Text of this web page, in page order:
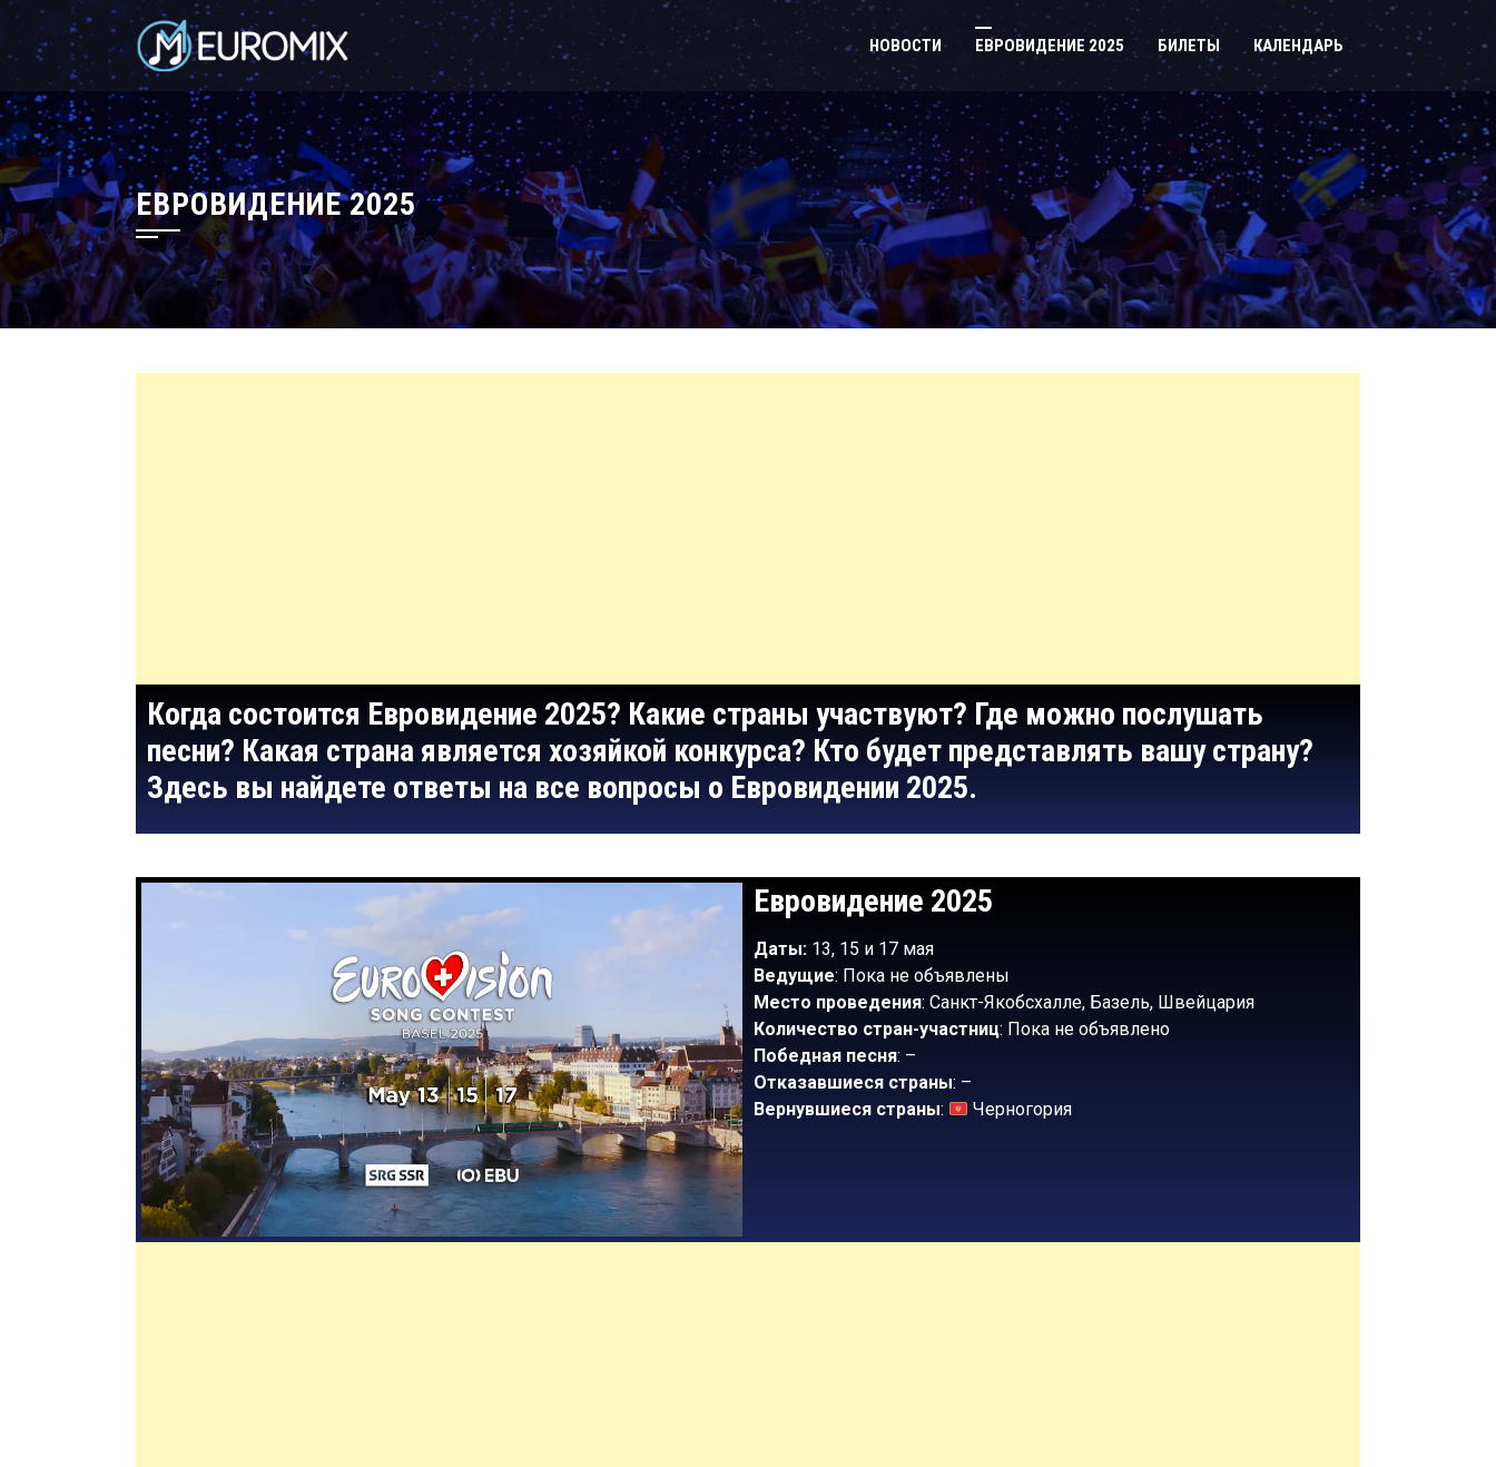
НОВОСТИ ЕВРОВИДЕНИЕ 2025 БИЛЕТЫ КАЛЕНДАРЬ
ЕВРОВИДЕНИЕ 2025
Когда состоится Евровидение 2025? Какие страны участвуют? Где можно послушать
песни? Какая страна является хозяйкой конкурса? Кто будет представлять вашу страну?
Здесь вы найдете ответы на все вопросы о Евровидении 2025.
Евровидение 2025
Даты: 13, 15 и 17 мая
Ведущие: Пока не объявлены
Место проведения: Санкт-Якобсхалле, Базель, Швейцария
Количество стран-участниц: Пока не объявлено
Победная песня: –
Отказавшиеся страны: –
Вернувшиеся страны: Черногория